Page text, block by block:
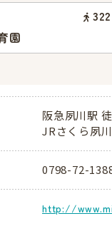
322
園
阪急夙川駅
JRさくら夙
0798-72-
http://